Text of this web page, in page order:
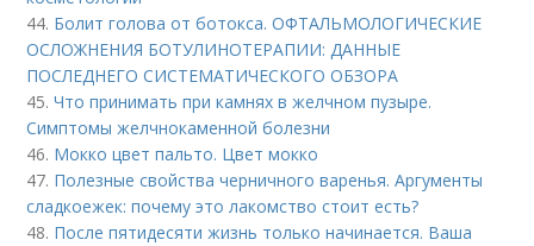
44. Болит голова от ботокса. ОФТАЛЬМОЛОГИЧЕСКИЕ
ОСЛОЖНЕНИЯ БОТУЛИНОТЕРАПИИ: ДАННЫЕ
ПОСЛЕДНЕГО СИСТЕМАТИЧЕСКОГО ОБЗОРА
45.Что принимать при камнях в желчном пузыре.
Симптомы желчнокаменной болезни
46. Мокко цвет пальто. Цвет мокко
47. Полезные свойства черничного варенья. Аргументы
сладкоежек: почему это лакомство стоит есть?
48. После пятидесяти жизнь только начинается. Ваша